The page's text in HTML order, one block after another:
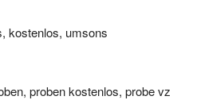
kostenlos, umsons
proben kostenlos, probe vz